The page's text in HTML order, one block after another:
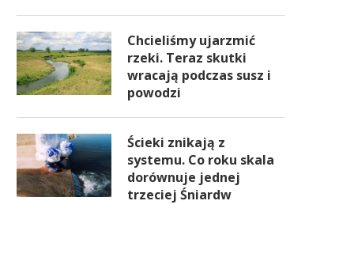
Chcieliśmy ujarzmić
rzeki. Teraz skutki
wracają podczas susz i
powodzi
Ścieki znikają z
systemu. Co roku skala
dorównuje jednej
trzeciej Śniardw